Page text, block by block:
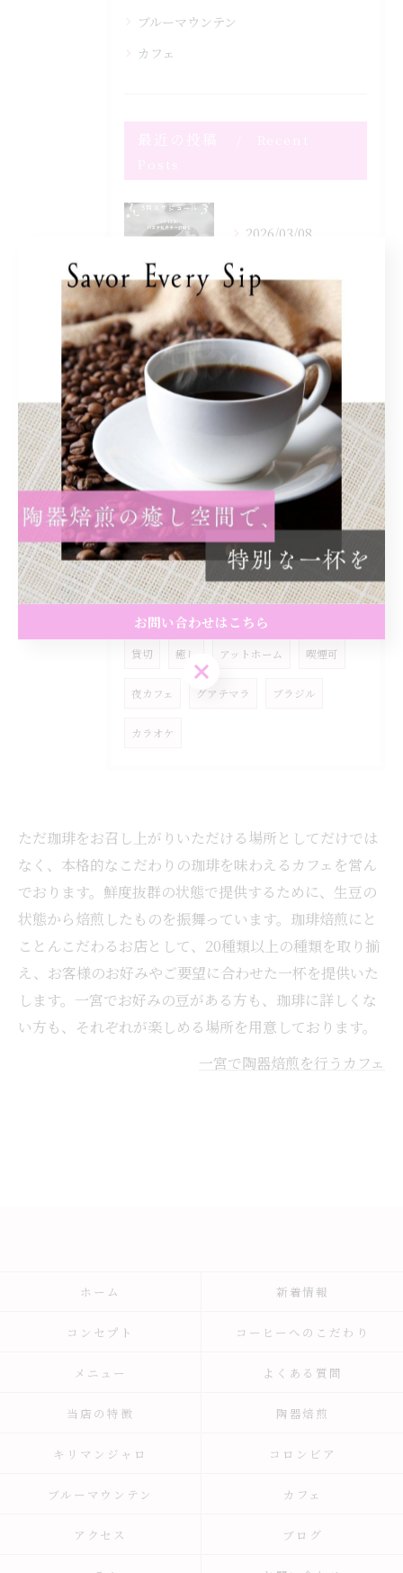
ブルーマウンテン
カフェ
2026/03/08
2026/03/08
2026/03/05
飲んだ瞬間にふわっと広がるローズの香り🌹
タグ Tags
一宮 珈琲焙煎 名古屋
貸切 癒し アットホーム 喫煙可
夜カフェ グアテマラ ブラジル
カラオケ
ただ珈琲をお召し上がりいただける場所としてだけでは
なく、本格的なこだわりの珈琲を味わえるカフェを営ん
でおります。鮮度抜群の状態で提供するために、生豆の
状態から焙煎したものを振舞っています。珈琲焙煎にと
ことんこだわるお店として、20種類以上の種類を取り揃
え、お客様のお好みやご要望に合わせた一杯を提供いた
します。一宮でお好みの豆がある方も、珈琲に詳しくな
い方も、それぞれが楽しめる場所を用意しております。
一宮で陶器焙煎を行うカフェ
ホーム 新着情報
コンセプト コーヒーへのこだわり
メニュー よくある質問
当店の特徴 陶器焙煎
キリマンジャロ コロンビア
ブルーマウンテン カフェ
アクセス ブログ
お問い合わせはこちら
お問い合わせはこちら